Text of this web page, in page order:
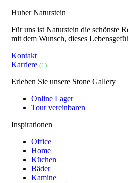
Huber Naturstein
Für uns ist Naturstein die schönste
mit dem Wunsch, dieses
Kontakt
Karriere (1)
Erleben Sie unsere Stone Gallery
Online Lager
Tour vereinbaren
Inspirationen
Office
Home
Küchen
Bäder
Kamine